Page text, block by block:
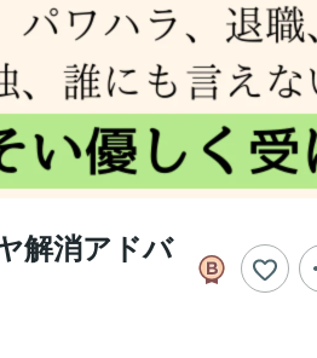
解消アドバ